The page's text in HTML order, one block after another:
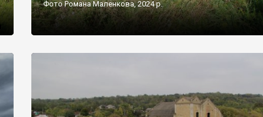
Фото Романа Маленкова, 2024 р.